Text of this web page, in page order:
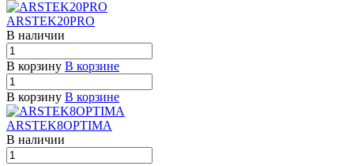
ARSTEK20PRO
В наличии
В корзину В корзине
В корзину В корзине
ARSTEK8OPTIMA
В наличии